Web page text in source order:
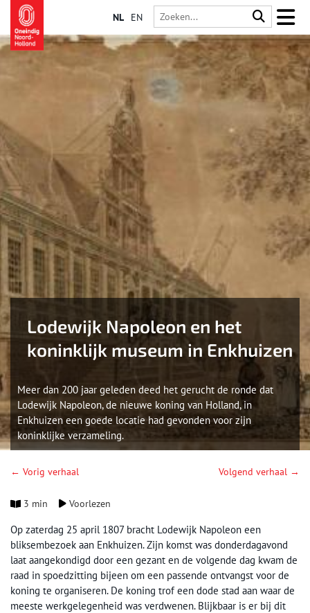
NL EN
Lodewijk Napoleon en het
koninklijk museum in Enkhuizen
Meer dan 200 jaar geleden deed het gerucht de ronde dat
Lodewijk Napoleon, de nieuwe koning van Holland, in
Enkhuizen een goede locatie had gevonden voor zijn
koninklijke verzameling.
← Vorig verhaal Volgend verhaal →
3 min Voorlezen
Op zaterdag 25 april 1807 bracht Lodewijk Napoleon een
bliksembezoek aan Enkhuizen. Zijn komst was donderdagavond
laat aangekondigd door een gezant en de volgende dag kwam de
raad in spoedzitting bijeen om een passende ontvangst voor de
koning te organiseren. De koning trof een dode stad aan waar de
meeste werkgelegenheid was verdwenen. Blijkbaar is er bij dit